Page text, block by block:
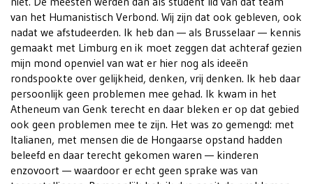
van het Humanistisch Verbond. Wij zijn dat ook gebleven, ook
nadat we afstudeerden. Ik heb dan — als Brusselaar — kennis
gemaakt met Limburg en ik moet zeggen dat achteraf gezien
mijn mond openviel van wat er hier nog als ideeën
rondspookte over gelijkheid, denken, vrij denken. Ik heb daar
persoonlijk geen problemen mee gehad. Ik kwam in het
Atheneum van Genk terecht en daar bleken er op dat gebied
ook geen problemen mee te zijn. Het was zo gemengd: met
Italianen, met mensen die de Hongaarse opstand hadden
beleefd en daar terecht gekomen waren — kinderen
enzovoort — waardoor er echt geen sprake was van